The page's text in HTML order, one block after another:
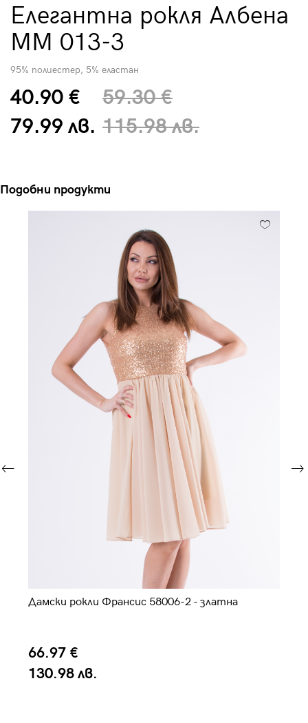
Елегантна рокля Албена
MM 013-3
95% полиестер, 5% еластан
40.90 €
79.99 лв.
59.30 €
115.98 лв.
Подобни продукти
Дамски рокли Франсис 58006-2 - златна
66.97 €
130.98 лв.